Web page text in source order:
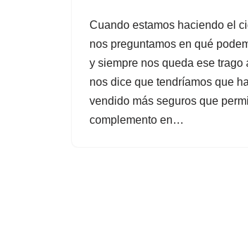
Cuando estamos haciendo el
nos preguntamos en qué
y siempre nos queda ese trago
nos dice que tendríamos que
vendido más seguros que
complemento en…